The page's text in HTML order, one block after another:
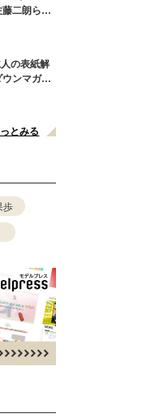
二朗ら新
の表紙解
ンマガジ
とみる
歩